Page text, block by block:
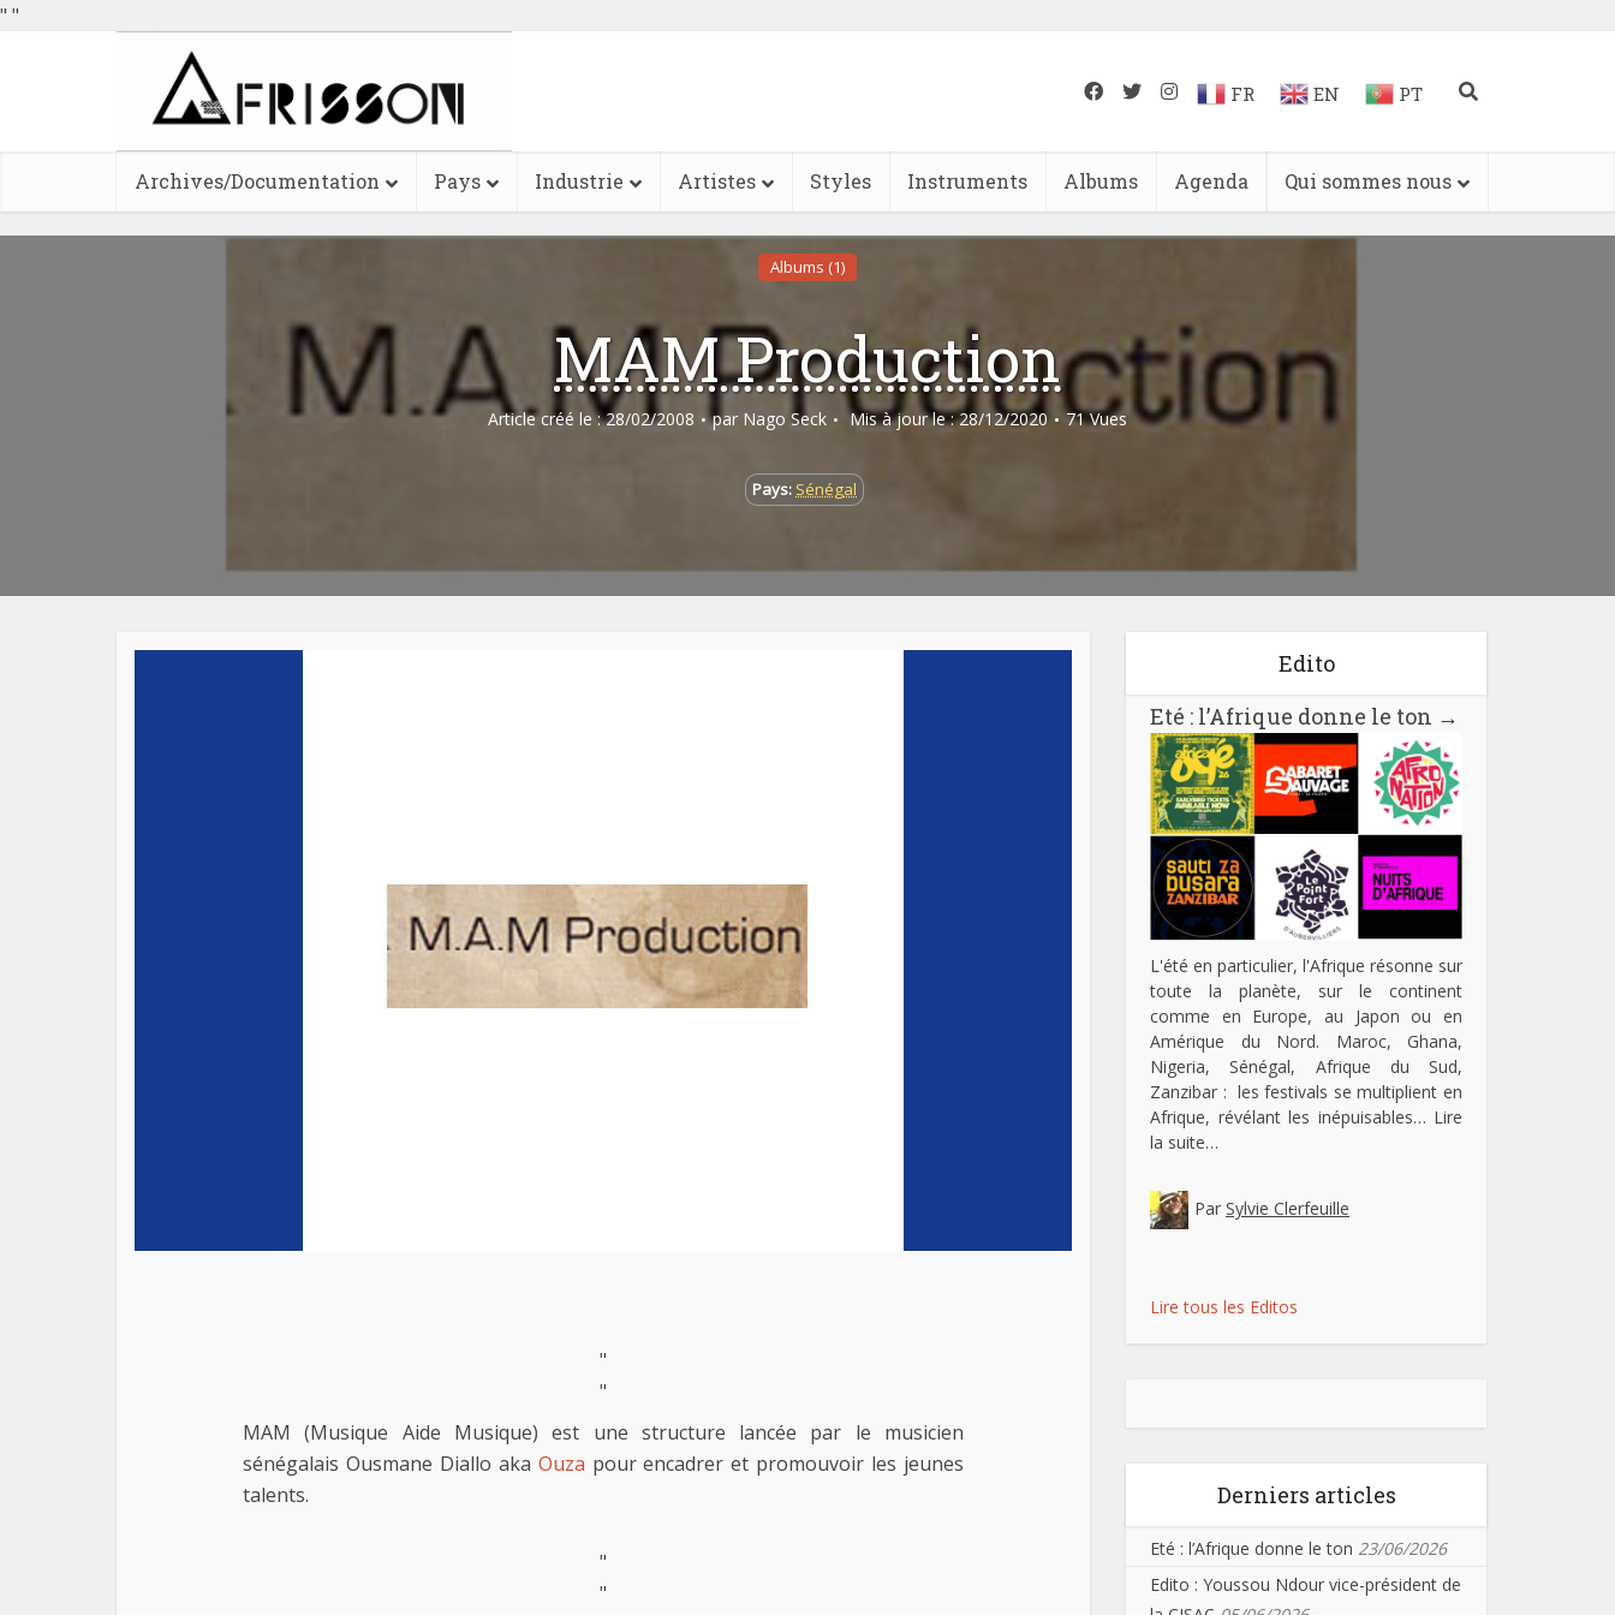
" "
FR EN PT
Archives/Documentation Pays Industrie Artistes Styles Instruments Albums Agenda Qui sommes nous
Albums (1)
MAM Production
Article créé le : 28/02/2008 par Nago Seck Mis à jour le : 28/12/2020 71 Vues
Pays: Sénégal
"
"
MAM (Musique Aide Musique) est une structure lancée par le musicien
sénégalais Ousmane Diallo aka Ouza pour encadrer et promouvoir les jeunes
talents.
"
"
Edito
Eté : l’Afrique donne le ton →
L'été en particulier, l'Afrique résonne sur
toute la planète, sur le continent
comme en Europe, au Japon ou en
Amérique du Nord. Maroc, Ghana,
Nigeria, Sénégal, Afrique du Sud,
Zanzibar : les festivals se multiplient en
Afrique, révélant les inépuisables… Lire
la suite…
Par Sylvie Clerfeuille
Lire tous les Editos
Derniers articles
Eté : l’Afrique donne le ton 23/06/2026
Edito : Youssou Ndour vice-président de